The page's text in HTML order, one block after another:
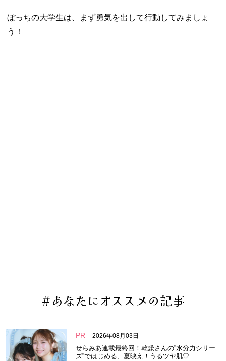
ぼっちの大学生は、まず勇気を出して行動してみましょ
う！
#あなたにオススメの記事
PR 2026年08月03日
せらみあ連載最終回！乾燥さんの”水分力シリー
ズ”ではじめる、夏映え！うるツヤ肌♡